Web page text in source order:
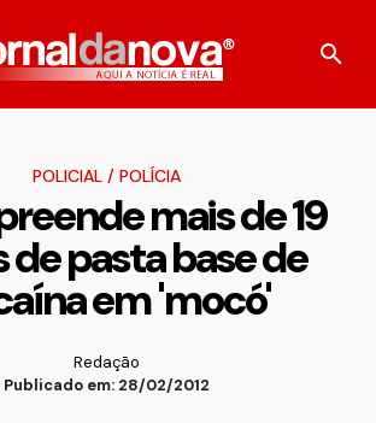
POLICIAL/ POLÍCIA
mais de 19
de pasta base de
em 'mocó'
Redação
Publicado em: 28/02/2012